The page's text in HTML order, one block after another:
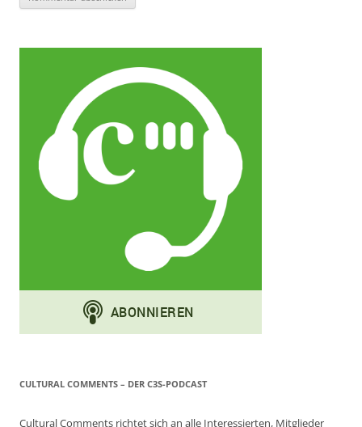
CULTURAL COMMENTS – DER C3S-PODCAST
Cultural Comments richtet sich an alle Interessierten, Mitglieder